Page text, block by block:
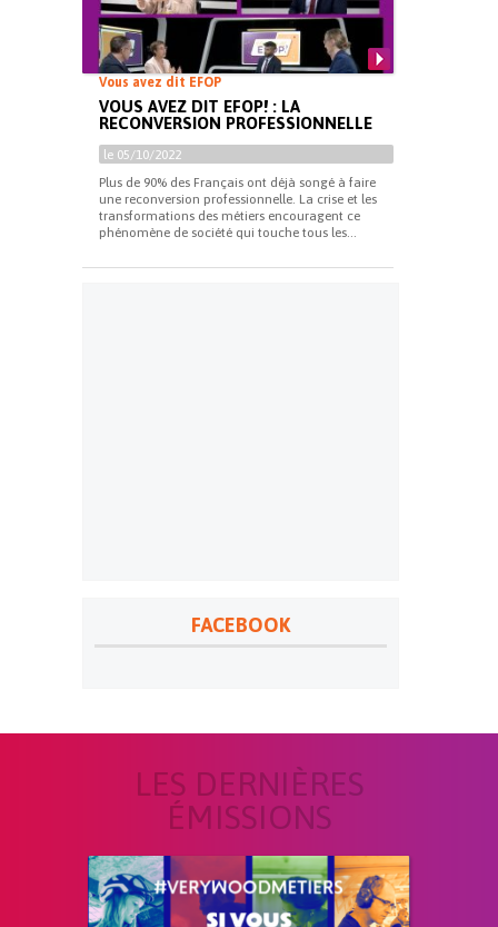
Vous avez dit EFOP
VOUS AVEZ DIT EFOP! : LA
RECONVERSION PROFESSIONNELLE
le 05/10/2022
Plus de 90% des Français ont déjà songé à faire
une reconversion professionnelle. La crise et les
transformations des métiers encouragent ce
phénomène de société qui touche tous les...
FACEBOOK
LES DERNIÈRES
ÉMISSIONS